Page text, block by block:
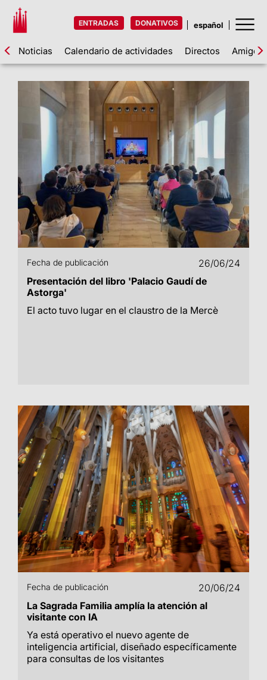
ENTRADAS DONATIVOS
Noticias Calendario de actividades Directos Amigos
Fecha de publicación
26/06/24
Presentación del libro 'Palacio Gaudí de
Astorga'
El acto tuvo lugar en el claustro de la Mercè
Fecha de publicación
20/06/24
La Sagrada Familia amplía la atención al
visitante con IA
Ya está operativo el nuevo agente de
inteligencia artificial, diseñado específicamente
para consultas de los visitantes